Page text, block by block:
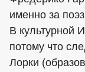
именно за
В культурной
потому что
Лорки